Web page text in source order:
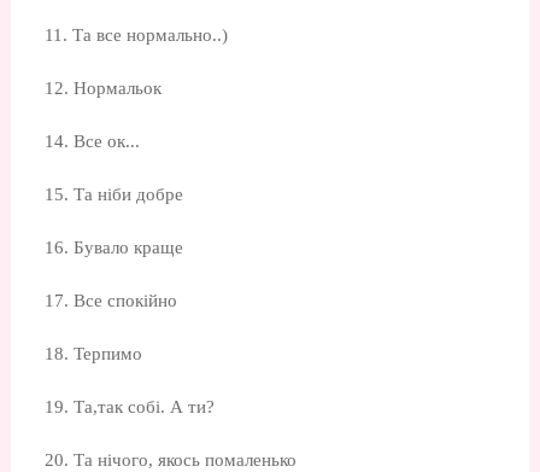
11. Та все нормально..)
12. Нормальок
14. Все ок...
15. Та ніби добре
16. Бувало краще
17. Все спокійно
18. Терпимо
19. Та,так собі. А ти?
20. Та нічого, якось помаленько